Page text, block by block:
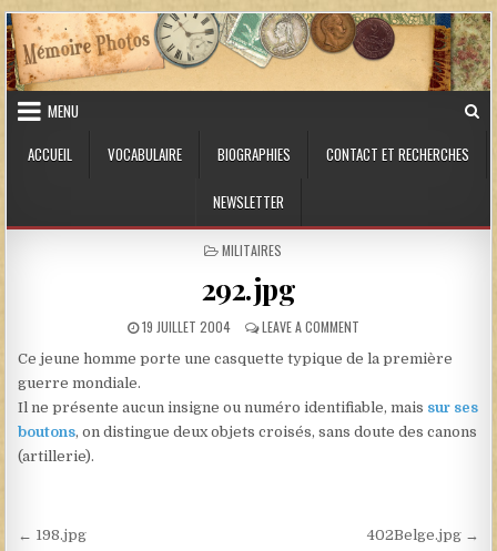
Skip to content
MENU
ACCUEIL
VOCABULAIRE BIOGRAPHIES CONTACT ET RECHERCHES
NEWSLETTER
POSTED IN
MILITAIRES
292.jpg
PUBLISHED DATE:
19 JUILLET 2004 LEAVE A COMMENTON 292.JPG
Ce jeune homme porte une casquette typique de la première
guerre mondiale.
Il ne présente aucun insigne ou numéro identifiable, mais sur ses
boutons, on distingue deux objets croisés, sans doute des canons
(artillerie).
Navigation de l’article
← 198.jpg 402Belge.jpg →